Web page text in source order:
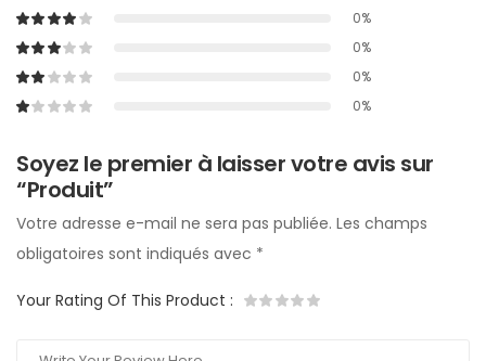
0%
0%
0%
0%
Soyez le premier à laisser votre avis sur
“Produit”
Votre adresse e-mail ne sera pas publiée. Les champs
obligatoires sont indiqués avec *
Your Rating Of This Product :